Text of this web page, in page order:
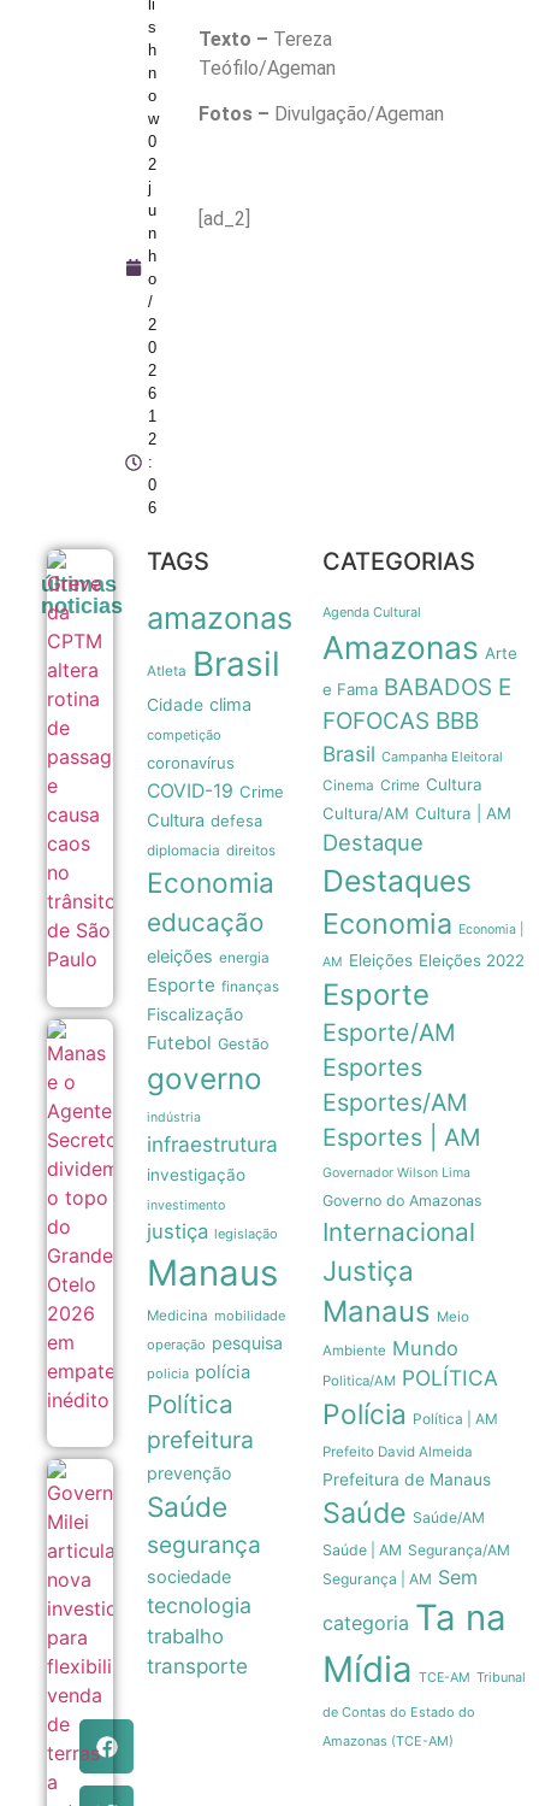
li
s
h
n
o
w
0
2
j
u
n
h
o
/
2
0
2
6
1
2
:
0
6
Texto – Tereza
Teófilo/Ageman
Fotos – Divulgação/Ageman
[ad_2]
últimas
noticias
Greve da
altera
rotina de
passageiros
e causa
trânsito de
São Paulo
05/08
Manas
Agente
Secreto
dividem
o topo
Grande
2026
em
inédito
05/08
Governo
Milei
articula
nova
investida
para
flexibilizar
venda de
terras a
TAGS
amazonas
Atleta Brasil
Cidade clima
competição
coronavírus
COVID-19 Crime
Cultura defesa
diplomacia direitos
Economia
educação
eleições energia
Esporte finanças
Fiscalização
Futebol Gestão
governo
indústria
infraestrutura
investigação
investimento
justiça legislação
Manaus
Medicina mobilidade
operação pesquisa
policia polícia
Política
prefeitura
prevenção
Saúde
segurança
sociedade
tecnologia
trabalho
transporte
CATEGORIAS
Agenda Cultural
Amazonas Arte
e Fama BABADOS E
FOFOCAS BBB
Brasil Campanha Eleitoral
Cinema Crime Cultura
Cultura/AM Cultura | AM
Destaque
Destaques
Economia Economia |
AM Eleições Eleições 2022
Esporte
Esporte/AM
Esportes
Esportes/AM
Esportes | AM
Governador Wilson Lima
Governo do Amazonas
Internacional
Justiça
Manaus Meio
Ambiente Mundo
Politica/AM POLÍTICA
Polícia Política | AM
Prefeito David Almeida
Prefeitura de Manaus
Saúde Saúde/AM
Saúde | AM Segurança/AM
Segurança | AM Sem
categoria Ta na
Mídia TCE-AM Tribunal
de Contas do Estado do
Amazonas (TCE-AM)